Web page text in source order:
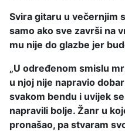
Svira gitaru u večernjim
samo ako sve završi na
mu nije do glazbe jer
„U određenom smislu
u njoj nije napravio
svakom bendu i uvijek
napravili bolje. Žanr u
pronašao, pa stvaram